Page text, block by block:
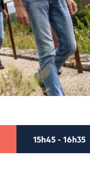
15h45 - 16h35